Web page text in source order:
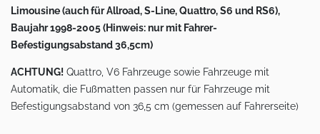
Limousine (auch für Allroad, S-Line, Quattro, S6 und RS6),
Baujahr 1998-2005 (Hinweis: nur mit Fahrer-
Befestigungsabstand 36,5cm)
ACHTUNG! Quattro, V6 Fahrzeuge sowie Fahrzeuge mit
Automatik, die Fußmatten passen nur für Fahrzeuge mit
Befestigungsabstand von 36,5 cm (gemessen auf Fahrerseite)